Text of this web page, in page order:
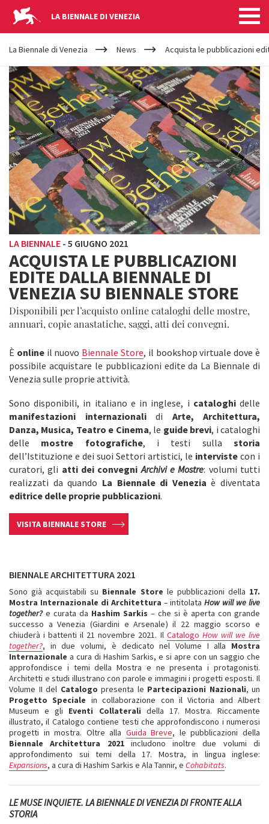
LA BIENNALE DI VENEZIA
YOUR
ARE
HERE
La Biennale di Venezia News Acquista le pubblicazioni
LA BIENNALE - 5 GIUGNO 2021
ACQUISTA LE PUBBLICAZIONI
EDITE DALLA BIENNALE DI
VENEZIA SU BIENNALE STORE
Disponibili per l’acquisto online cataloghi delle mostre,
annuari, copie anastatiche, saggi, atti dei convegni.
È onlineil nuovo Biennale Store, il bookshop virtuale dove è
possibile acquistare le pubblicazioni edite da La Biennale di
Venezia sulle proprie attività.
Sono disponibili, in italiano e in inglese, i cataloghidelle
manifestazioni internazionalidi Arte, Architettura,
Danza, Musica, Teatro e Cinema, le guide brevi, i cataloghi
delle mostre fotografiche, i testi sullastoria
dell’Istituzione e dei suoi Settori artistici, le interviste con i
curatori, gli atti dei convegniArchivi e Mostre: volumi tutti
realizzati da quando La Biennale di Venezia è diventata
editrice delle proprie pubblicazioni.
VISITA BIENNALE STORE
BIENNALE ARCHITETTURA 2021
Sono già acquistabili su Biennale Store le pubblicazioni della 17.
Mostra Internazionale di Architettura – intitolataHow will we live
together?e curata da Hashim Sarkis – che si è aperta con grande
successo a Venezia (Giardini e Arsenale) il 22 maggio scorso e
chiuderà i battenti il 21 novembre 2021. Il Catalogo How will we live
together?, in due volumi, è dedicato nel Volume I alla Mostra
Internazionale a cura di Hashim Sarkis, e si apre con un saggio che
approfondisce i temi della Mostra e ne presenta i protagonisti.
Architetti e studi illustrano con parole e immagini i progetti esposti. Il
Volume II del Catalogo presenta le Partecipazioni Nazionali, un
Progetto Speciale in collaborazione con il Victoria and Albert
Museum e gli Eventi Collaterali della 17. Mostra. Riccamente
illustrato, il Catalogo contiene testi che approfondiscono i numerosi
progetti in mostra. Oltre alla Guida Breve, le pubblicazioni della
Biennale Architettura 2021includono inoltre due volumi di
approfondimento sui temi della 17. Mostra, in lingua inglese:
Expansions, a cura di Hashim Sarkis e Ala Tannir, e Cohabitats.
LE MUSE INQUIETE. LA BIENNALE DI VENEZIA DI FRONTE ALLA
STORIA